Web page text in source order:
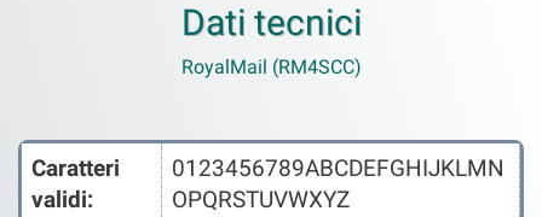
Dati tecnici
RoyalMail (RM4SCC)
Caratteri
validi:
0123456789ABCDEFGHIJKLMN
OPQRSTUVWXYZ